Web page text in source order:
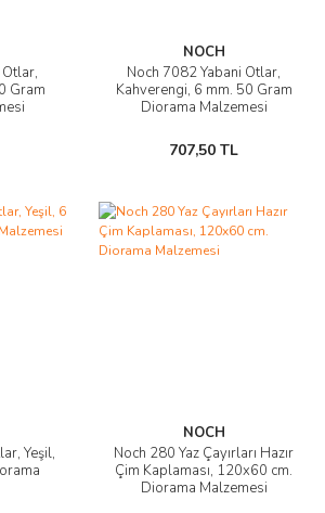
Gram
NOCH
Noch 7082 Yabani Otlar,
Kahverengi, 6 mm. 50 Gram
Diorama Malzemesi
707,50 TL
Yeşil,
NOCH
Noch 280 Yaz Çayırları Hazır
Çim Kaplaması, 120x60 cm.
Diorama Malzemesi